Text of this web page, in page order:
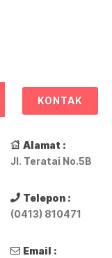
KONTAK
Alamat :
Jl. Teratai No.5B
Telepon :
(0413) 810471
Email :